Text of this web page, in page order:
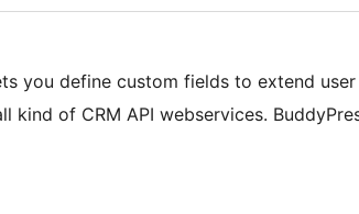
you define custom fields to extend
of CRM API webservices.